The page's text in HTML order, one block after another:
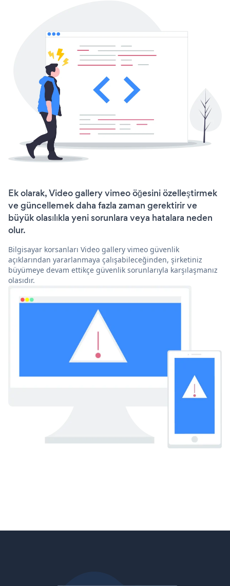
Ek olarak, Video gallery vimeo öğesini özelleştirmek
ve güncellemek daha fazla zaman gerektirir ve
büyük olasılıkla yeni sorunlara veya hatalara neden
olur.
Bilgisayar korsanları Video gallery vimeo güvenlik
açıklarından yararlanmaya çalışabileceğinden, şirketiniz
büyümeye devam ettikçe güvenlik sorunlarıyla karşılaşmanız
olasıdır.